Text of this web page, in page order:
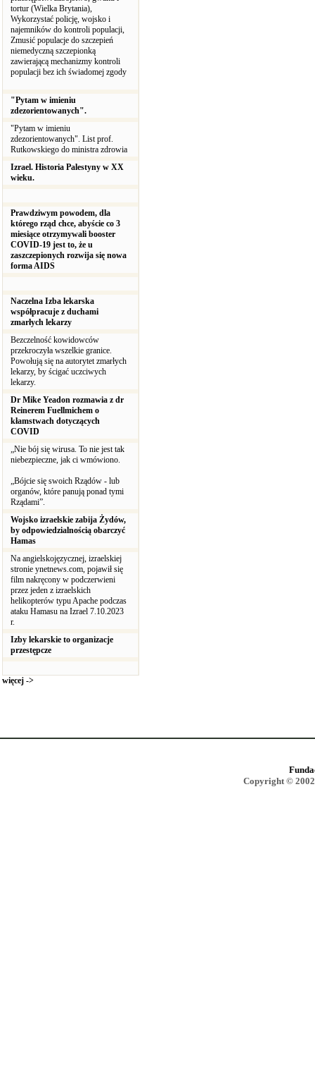
tortur (Wielka Brytania),
Wykorzystać policję, wojsko i
najemników do kontroli populacji,
Zmusić populacje do szczepień
niemedyczną szczepionką
zawierającą mechanizmy kontroli
populacji bez ich świadomej zgody
"Pytam w imieniu
zdezorientowanych".
"Pytam w imieniu
zdezorientowanych". List prof.
Rutkowskiego do ministra zdrowia
Izrael. Historia Palestyny w XX
wieku.
Prawdziwym powodem, dla
którego rząd chce, abyście co 3
miesiące otrzymywali booster
COVID-19 jest to, że u
zaszczepionych rozwija się nowa
forma AIDS
Naczelna Izba lekarska
współpracuje z duchami
zmarłych lekarzy
Bezczelność kowidowców
przekroczyła wszelkie granice.
Powołują się na autorytet zmarłych
lekarzy, by ścigać uczciwych
lekarzy.
Dr Mike Yeadon rozmawia z dr
Reinerem Fuellmichem o
kłamstwach dotyczących
COVID
„Nie bój się wirusa. To nie jest tak
niebezpieczne, jak ci wmówiono.
„Bójcie się swoich Rządów - lub
organów, które panują ponad tymi
Rządami”.
Wojsko izraelskie zabija Żydów,
by odpowiedzialnością obarczyć
Hamas
Na angielskojęzycznej, izraelskiej
stronie ynetnews.com, pojawił się
film nakręcony w podczerwieni
przez jeden z izraelskich
helikopterów typu Apache podczas
ataku Hamasu na Izrael 7.10.2023
r.
Izby lekarskie to organizacje
przestępcze
więcej ->
Copyright ©